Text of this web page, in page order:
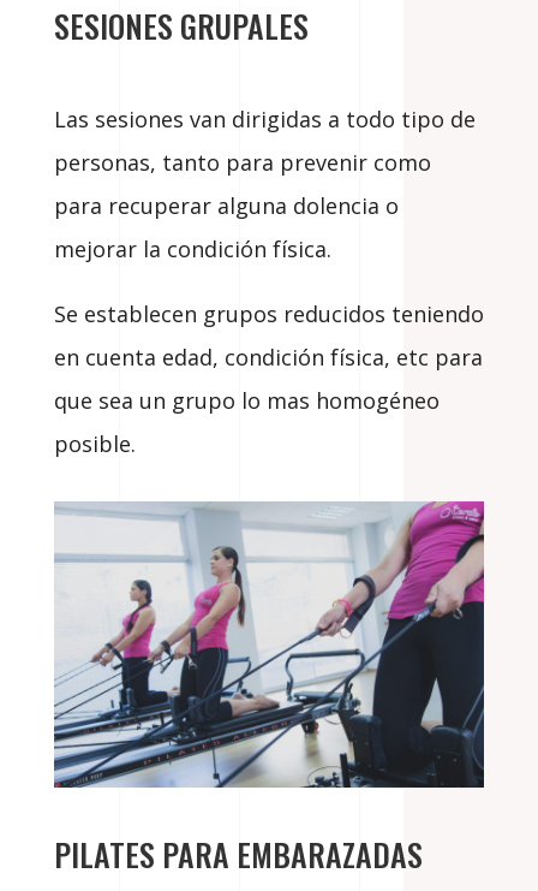
SESIONES GRUPALES
Las sesiones van dirigidas a todo tipo de
personas, tanto para prevenir como
para recuperar alguna dolencia o
mejorar la condición física.
Se establecen grupos reducidos teniendo
en cuenta edad, condición física, etc para
que sea un grupo lo mas homogéneo
posible.
PILATES PARA EMBARAZADAS